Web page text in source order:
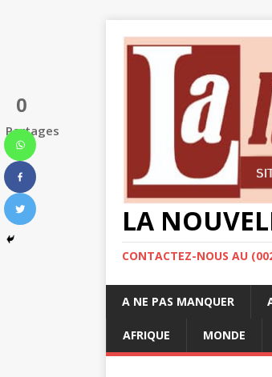
LA
CONTACTEZ-NOUS AU
A NE PAS MANQUER
AFRIQUE MONDE
0
Partages